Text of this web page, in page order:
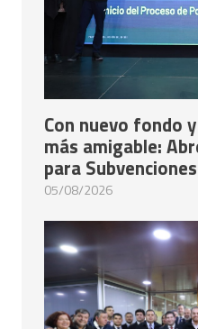
Con nuevo fondo
más amigable:
para
05/08/2026